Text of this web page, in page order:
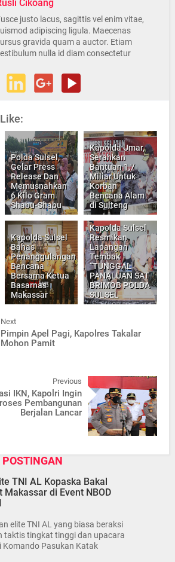
Cikoang
justo lacus, sagittis vel enim vitae,
adipiscing ligula. Maecenas
gravida quam a auctor. Etiam
nulla id diam consectetur
Polda Sulsel,
Gelar Press
Release Dan
Memusnahkan
6 Kilo Gram
Shabu-Shabu
Kapolda Umar,
Serahkan
Bantuan 1,7
Miliar Untuk
Korban
Bencana Alam
di Sulteng
Kapolda Sulsel
Bahas
Penanggulangan
Bencana
Bersama Ketua
Basarnas
Makassar
Kapolda Sulsel
Resmikan
Lapangan
Tembak
“TUNGGAL
PANALUAN SAT
BRIMOB POLDA
SULSEL
Next
Pimpin Apel Pagi, Kapolres Takalar
Mohon Pamit
Previous
IKN, Kapolri Ingin
Pembangunan
Berjalan Lancar
TNI AL Kopaska Bakal
Makassar di Event NBOD
elite TNI AL yang biasa beraksi
taktis tingkat tinggi dan upacara
Komando Pasukan Katak